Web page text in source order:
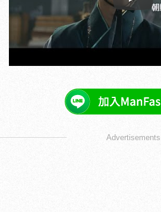
Play
Advertisements